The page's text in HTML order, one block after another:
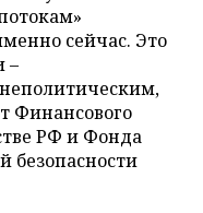
сейчас. Это
–
Финансового
РФ и Фонда
безопасности